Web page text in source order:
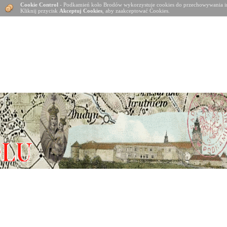
Cookie Control - Podkamień koło Brodów wykorzystuje cookies do
Kliknij przycisk Akceptuj Cookies , aby zaakceptować Cookies.